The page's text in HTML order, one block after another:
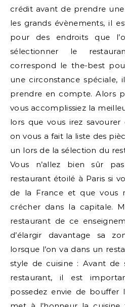
crédit avant de prendre
les grands évènements, il
pour des endroits que
sélectionner le
correspond le the-best
une circonstance spéciale,
prendre en compte. Alors
vous accomplissiez la
lors que vous irez savourer
on vous a fait la liste des
un lors de la sélection du
Vous n’allez bien sûr
restaurant étoilé à Paris si
de la France et que vous
crécher dans la capitale.
restaurant de ce
d’élargir davantage sa
lorsque l’on va dans un
style de cuisine : Avant
restaurant, il est
possedez envie de bouffer